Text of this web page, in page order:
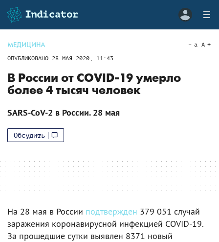
МЕДИЦИНА
ОПУБЛИКОВАНО 28 МАЯ 2020, 11:43
a A
В России от COVID-19 умерло
более 4 тысяч человек
SARS-CoV-2 в России. 28 мая
Обсудить
На 28 мая в России подтвержден 379 051 случай
заражения коронавирусной инфекцией COVID-19.
За прошедшие сутки выявлен 8371 новый